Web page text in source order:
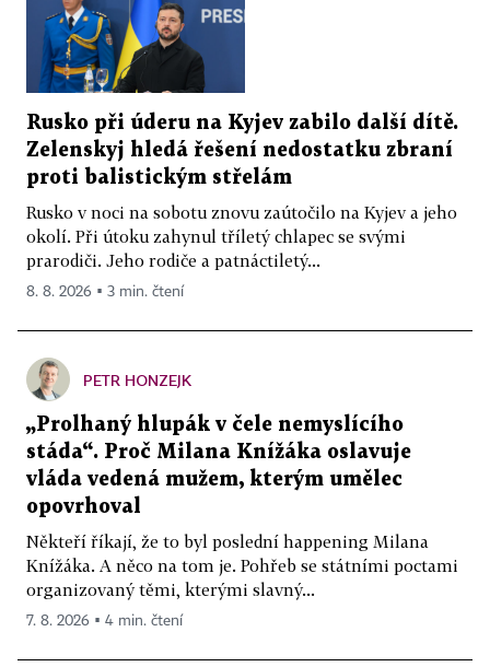
Rusko při úderu na Kyjev zabilo další dítě.
Zelenskyj hledá řešení nedostatku zbraní
proti balistickým střelám
Rusko v noci na sobotu znovu zaútočilo na Kyjev a jeho
okolí. Při útoku zahynul tříletý chlapec se svými
prarodiči. Jeho rodiče a patnáctiletý...
8. 8. 2026 ▪ 3 min. čtení
PETR HONZEJK
„Prolhaný hlupák v čele nemyslícího
stáda“. Proč Milana Knížáka oslavuje
vláda vedená mužem, kterým umělec
opovrhoval
Někteří říkají, že to byl poslední happening Milana
Knížáka. A něco na tom je. Pohřeb se státními poctami
organizovaný těmi, kterými slavný...
7. 8. 2026 ▪ 4 min. čtení